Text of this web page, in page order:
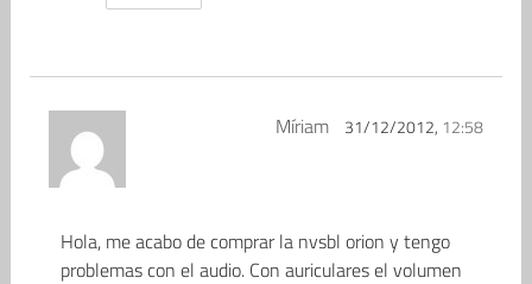
Míriam 31/12/2012, 12:58
Hola, me acabo de comprar la nvsbl orion y tengo
problemas con el audio. Con auriculares el volumen